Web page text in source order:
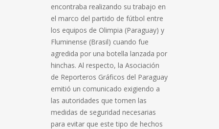
encontraba realizando su trabajo en
el marco del partido de fútbol entre
los equipos de Olimpia (Paraguay) y
Fluminense (Brasil) cuando fue
agredida por una botella lanzada por
hinchas. Al respecto, la Asociación
de Reporteros Gráficos del Paraguay
emitió un comunicado exigiendo a
las autoridades que tomen las
medidas de seguridad necesarias
para evitar que este tipo de hechos